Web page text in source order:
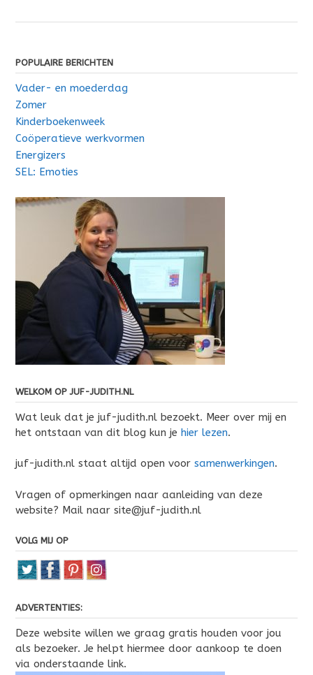
POPULAIRE BERICHTEN
Vader- en moederdag
Zomer
Kinderboekenweek
Coöperatieve werkvormen
Energizers
SEL: Emoties
WELKOM OP JUF-JUDITH.NL
Wat leuk dat je juf-judith.nl bezoekt. Meer over mij en
het ontstaan van dit blog kun je hier lezen.
juf-judith.nl staat altijd open voor samenwerkingen.
Vragen of opmerkingen naar aanleiding van deze
website? Mail naar site@juf-judith.nl
VOLG MIJ OP
ADVERTENTIES:
Deze website willen we graag gratis houden voor jou
als bezoeker. Je helpt hiermee door aankoop te doen
via onderstaande link.